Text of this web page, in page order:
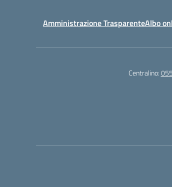
Amministrazione TrasparenteAlbo
Centralino: